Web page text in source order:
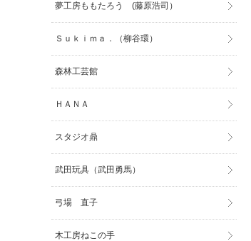
夢工房ももたろう (藤原浩司）
Ｓｕｋｉｍａ．（柳谷環）
森林工芸館
ＨＡＮＡ
スタジオ鼎
武田玩具（武田勇馬）
弓場 直子
木工房ねこの手